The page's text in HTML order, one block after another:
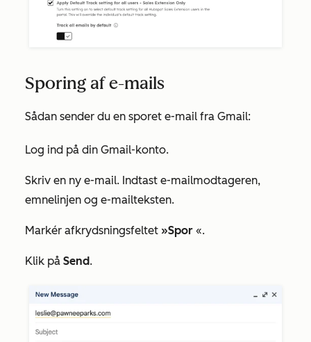
Sporing af e-mails
Sådan sender du en sporet e-mail fra Gmail:
Log ind på din Gmail-konto.
Skriv en ny e-mail. Indtast e-mailmodtageren,
emnelinjen og e-mailteksten.
Markér afkrydsningsfeltet »Spor «.
Klik på Send.